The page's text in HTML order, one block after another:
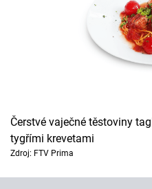
Čerstvé vaječné těstoviny
tygřími krevetami
Zdroj: FTV Prima